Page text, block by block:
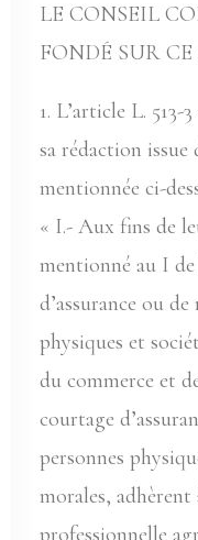
LE CONSEIL
FONDÉ SUR
1. L’article L. 513-
sa rédaction
mentionnée ci-
« I.- Aux fins de
mentionné au I de
d’assurance ou
physiques et
du commerce et
courtage
personnes
morales, adhèrent
professionnelle